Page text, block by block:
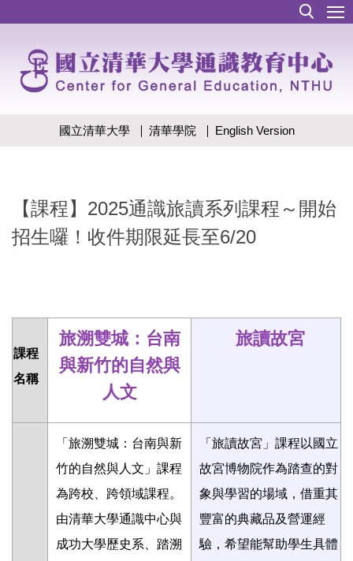
國立清華大學 清華學院 English Version
【課程】2025通識旅讀系列課程～開始
招生囉！收件期限延長至6/20
課程
名稱
旅溯雙城：台南
與新竹的自然與
人文
旅讀故宮
「旅溯雙城：台南與新
竹的自然與人文」課程
為跨校、跨領域課程。
由清華大學通識中心與
成功大學歷史系、踏溯
「旅讀故宮」課程以國立
故宮博物院作為踏查的對
象與學習的場域，借重其
豐富的典藏品及營運經
驗，希望能幫助學生具體